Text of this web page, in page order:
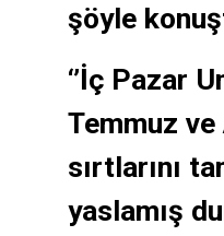
şöyle
‘’İç Pazar
Temmuz
sırtlarını
yaslamış